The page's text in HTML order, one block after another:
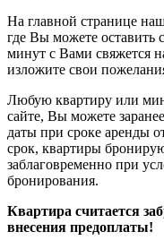
На главной странице
где Вы можете оставить
минут с Вами свяжется
изложите свои
Любую квартиру или
сайте, Вы можете
даты при сроке аренды
срок, квартиры
заблаговременно при
бронирования.
Квартира считается
внесения предоплаты!